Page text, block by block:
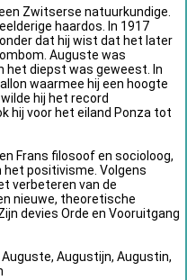
Zwitserse natuurkundige.
haardos. In 1917
dat hij wist dat het later
Auguste was
het diepst was geweest. In
waarmee hij een hoogte
hij het record
hij voor het eiland Ponza tot
Frans filosoof en socioloog,
het positivisme. Volgens
verbeteren van de
nieuwe, theoretische
devies Orde en Vooruitgang
Augustijn, Augustin,